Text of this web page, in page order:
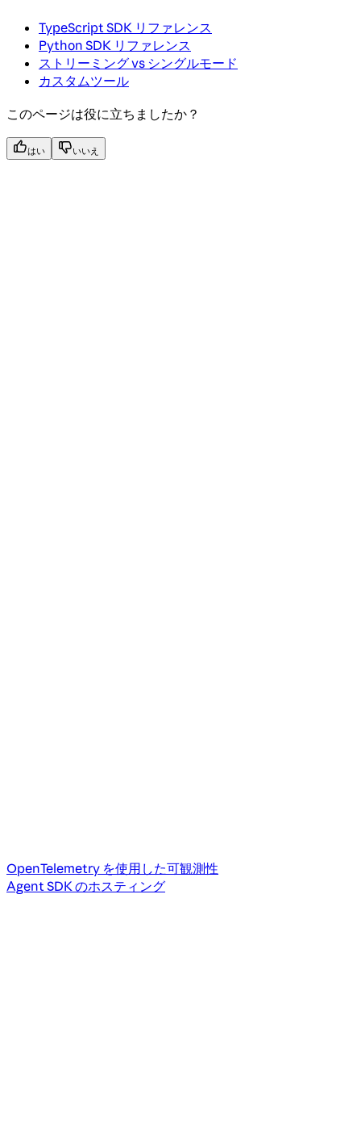
TypeScript SDK リファレンス
Python SDK リファレンス
ストリーミング vs シングルモード
カスタムツール
このページは役に立ちましたか？
はい いいえ
OpenTelemetry を使用した可観測性
Agent SDK のホスティング